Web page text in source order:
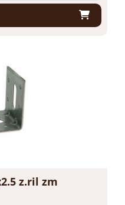
z.ril zm